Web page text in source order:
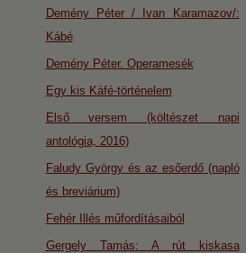
Demény Péter / Ivan Karamazov/:
Kábé
Demény Péter. Operamesék
Egy kis Káfé-történelem
Első versem (költészet napi
antológia, 2016)
Faludy György és az esőerdő (napló
és breviárium)
Fehér Illés műfordításaiból
Gergely Tamás: A rút kiskasa